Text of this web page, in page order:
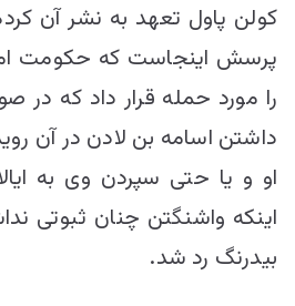
کولن پاول تعهد به نشر آن
پرسش اینجاست که حکومت
را مورد حمله قرار داد که در
داشتن اسامه بن لادن در آن
او و یا حتی سپردن وی به
اینکه واشنگتن چنان ثبوتی
بیدرنگ رد شد.